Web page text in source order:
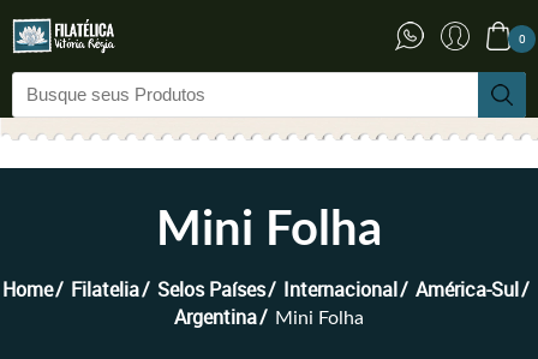
0
Mini Folha
Home Filatelia Selos Países Internacional
América-Sul
Argentina
Mini Folha